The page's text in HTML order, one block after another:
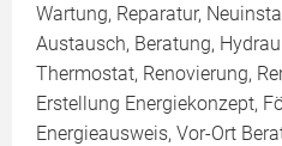
Wartung, Reparatur,
Austausch, Beratung,
Thermostat, Renovierung,
Erstellung Energiekonzept,
Energieausweis, Vor-Ort